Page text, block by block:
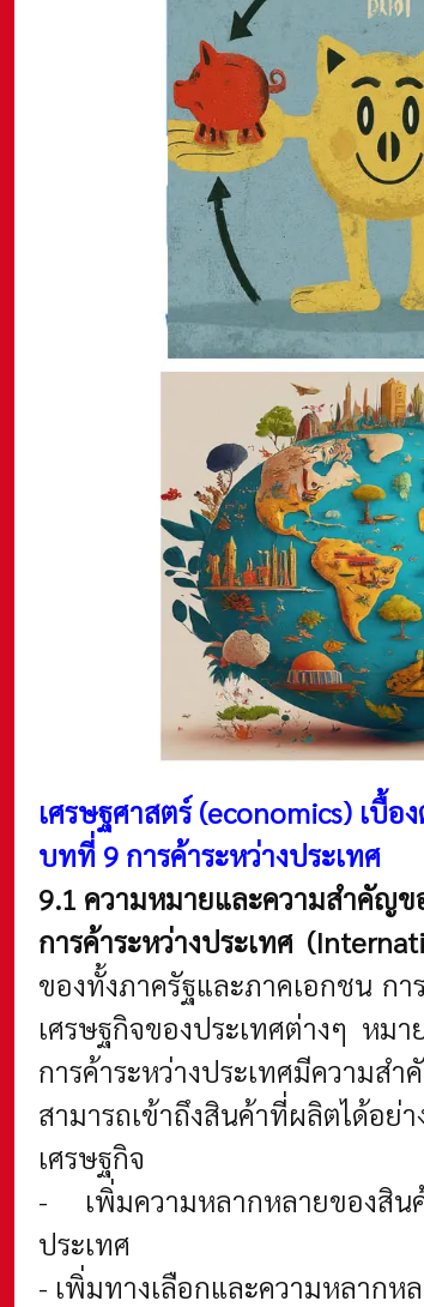
เศรษฐศาสตร์ (economics) เบื้อ
บทที่ 9 การค้าระหว่างประเทศ
9.1 ความหมายและความสำคัญข
การค้าระหว่างประเทศ
ของทั้งภาครัฐและภาคเอกชน ก
เศรษฐกิจของประเทศต่างๆ หม
การค้าระหว่างประเทศมีความ
สามารถเข้าถึงสินค้าที่ผลิตได้อ
เศรษฐกิจ
- เพิ่มความหลากหลายของสิน
ประเทศ
- เพิ่มทางเลือกและความหลากห